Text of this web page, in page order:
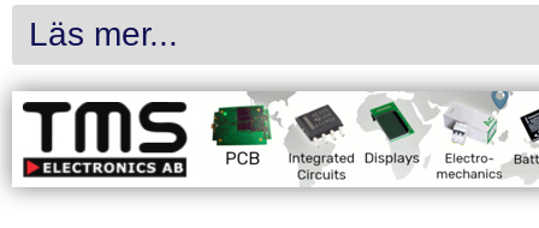
Läs mer...